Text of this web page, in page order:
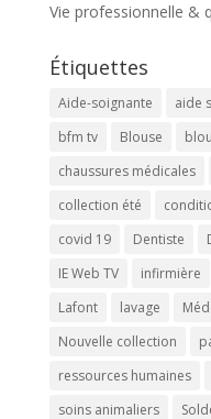
Vie professionnelle &
Étiquettes
Aide-soignante aide
bfm tv
Blouse
chaussures médicales
collection été
covid 19
Dentiste
IE Web TV
infirmière
Lafont
lavage
Nouvelle collection
ressources humaines
soins animaliers